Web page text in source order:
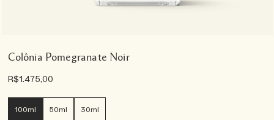
Colônia Pomegranate Noir
R$1.475,00
100ml 50ml 30ml